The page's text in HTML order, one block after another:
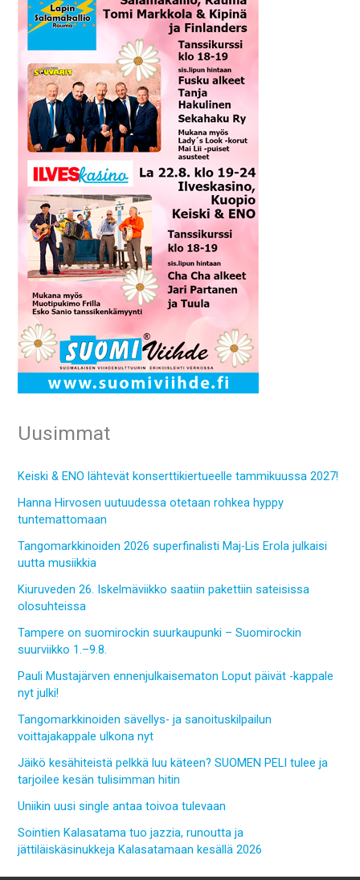
Uusimmat
Keiski & ENO lähtevät konserttikiertueelle tammikuussa 2027!
Hanna Hirvosen uutuudessa otetaan rohkea hyppy
tuntemattomaan
Tangomarkkinoiden 2026 superfinalisti Maj-Lis Erola julkaisi
uutta musiikkia
Kiuruveden 26. Iskelmäviikko saatiin pakettiin sateisissa
olosuhteissa
Tampere on suomirockin suurkaupunki – Suomirockin
suurviikko 1.–9.8.
Pauli Mustajärven ennenjulkaisematon Loput päivät -kappale
nyt julki!
Tangomarkkinoiden sävellys- ja sanoituskilpailun
voittajakappale ulkona nyt
Jäikö kesähiteistä pelkkä luu käteen? SUOMEN PELI tulee ja
tarjoilee kesän tulisimman hitin
Uniikin uusi single antaa toivoa tulevaan
Sointien Kalasatama tuo jazzia, runoutta ja
jättiläiskäsinukkeja Kalasatamaan kesällä 2026